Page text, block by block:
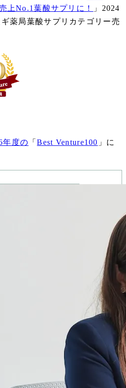
上No.1葉酸サプリに！
」2024
薬局葉酸サプリカテゴリー売
年度の 「Best Venture100 」に